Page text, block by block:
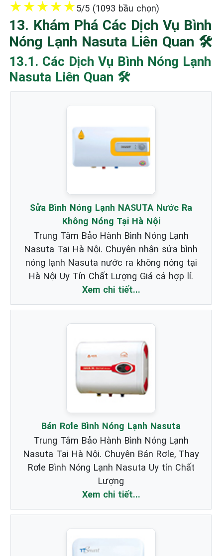
★★★★★5/5 (1093 bầu chọn)
13. Khám Phá Các Dịch Vụ Bình
Nóng Lạnh Nasuta Liên Quan 🛠️
13.1. Các Dịch Vụ Bình Nóng Lạnh
Nasuta Liên Quan 🛠️
Sửa Bình Nóng Lạnh NASUTA Nước Ra
Không Nóng Tại Hà Nội
Trung Tâm Bảo Hành Bình Nóng Lạnh
Nasuta Tại Hà Nội. Chuyên nhận sửa bình
nóng lạnh Nasuta nước ra không nóng tại
Hà Nội Uy Tín Chất Lượng Giá cả hợp lí.
Xem chi tiết...
Bán Rơle Bình Nóng Lạnh Nasuta
Trung Tâm Bảo Hành Bình Nóng Lạnh
Nasuta Tại Hà Nội. Chuyên Bán Rơle, Thay
Rơle Bình Nóng Lạnh Nasuta Uy tín Chất
Lượng
Xem chi tiết...